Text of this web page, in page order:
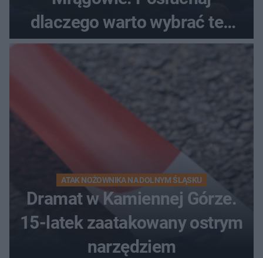
dlaczego warto wybrać ten
kierunek na urlop!
ATAK NOŻOWNIKA NA DOLNYM ŚLĄSKU
Dramat w Kamiennej Górze.
15-latek zaatakowany ostrym
narzędziem